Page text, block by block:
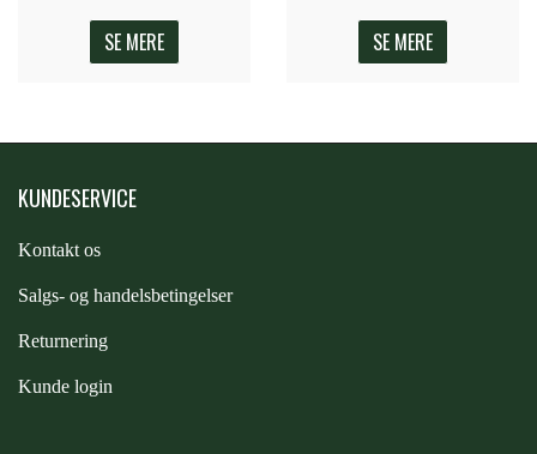
PREMIER EQUINE INSEKTBESKYTTELSE
SE MERE SE MERE
KUNDESERVICE
Kontakt os
Salgs- og handelsbetingelser
Returnering
Kunde login